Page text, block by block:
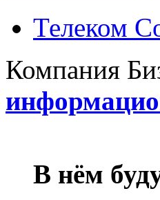
Телеком
Компания
В нём